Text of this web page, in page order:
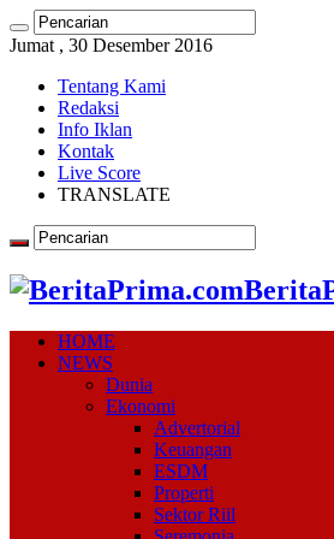
Jumat , 30 Desember 2016
Tentang Kami
Redaksi
Info Iklan
Kontak
Live Score
TRANSLATE
HOME
NEWS
Dunia
Ekonomi
Advertorial
Keuangan
ESDM
Properti
Sektor Riil